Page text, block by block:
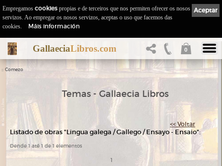
GallaeciaLibros.com 0
:: Comezo
Temas - Gallaecia Libros
<< Voltar
Listado de obras "Lingua galega / Gallego / Ensayo - Ensaio":
Dende 1 até 1 de 1 elementos
1
Aceptar
Empregamos cookies propias e de terceiros que nos permiten ofrecer os nosos
servizos. Ao empregar os nosos servizos, aceptas o uso que facemos das
cookies.
Máis información